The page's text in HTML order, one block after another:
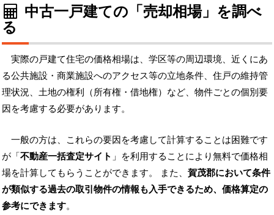
中古一戸建ての「売却相場」を調べ
る
実際の戸建て住宅の価格相場は、学区等の周辺環境、近くにあ
る公共施設・商業施設へのアクセス等の立地条件、住戸の維持管
理状況、土地の権利（所有権・借地権）など、物件ごとの個別要
因を考慮する必要があります。
一般の方は、これらの要因を考慮して計算することは困難です
が「不動産一括査定サイト 」を利用することにより無料で価格相
場を計算してもらうことができます。 また、賀茂郡において条件
が類似する過去の取引物件の情報も入手できるため、価格算定の
参考にできます。